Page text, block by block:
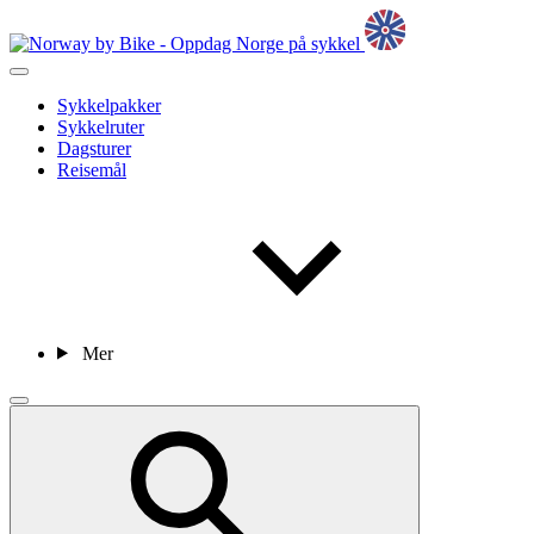
Sykkelpakker
Sykkelruter
Dagsturer
Reisemål
Mer